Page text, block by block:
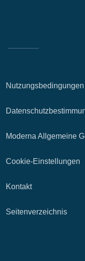
Nutzungsbedingungen
Moderna Allgemeine
Cookie-Einstellungen
Kontakt
Seitenverzeichnis